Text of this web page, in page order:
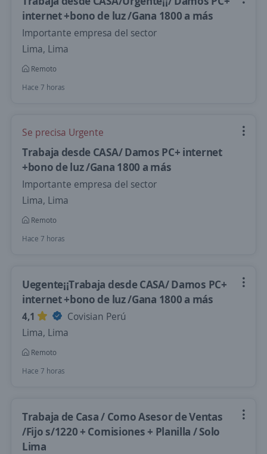
internet +bono de luz /Gana 1800 a más
Importante empresa del sector
Lima, Lima
Remoto
Hace 7 horas
Se precisa Urgente
Trabaja desde CASA/ Damos PC+ internet
+bono de luz /Gana 1800 a más
Importante empresa del sector
Lima, Lima
Remoto
Hace 7 horas
Uegente¡¡Trabaja desde CASA/ Damos PC+
internet +bono de luz /Gana 1800 a más
4,1
Covisian Perú
Lima, Lima
Remoto
Hace 7 horas
Trabaja de Casa / Como Asesor de Ventas
/Fijo s/1220 + Comisiones + Planilla / Solo
Lima